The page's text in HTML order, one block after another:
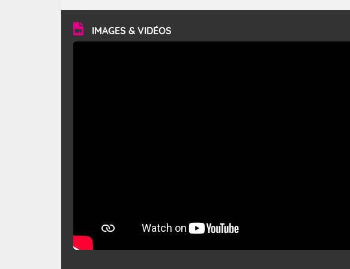
vitesse moyenne de 50 km/h et atteindre 80 à 100 km/h
en rafales, parfois davantage. Il parcourt la basse vallée
du Rhône et la Provence et envahit le littoral
méditerranéen à partir de la Camargue.
à nord-
monts, en
IMAGES & VIDÉOS